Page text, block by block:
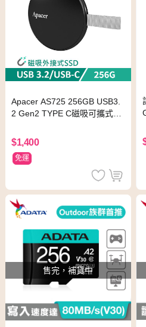
Apacer AS725 256GB USB3.
2 Gen2 TYPE C磁吸可攜式固
$1,400
免運
售完，補貨中